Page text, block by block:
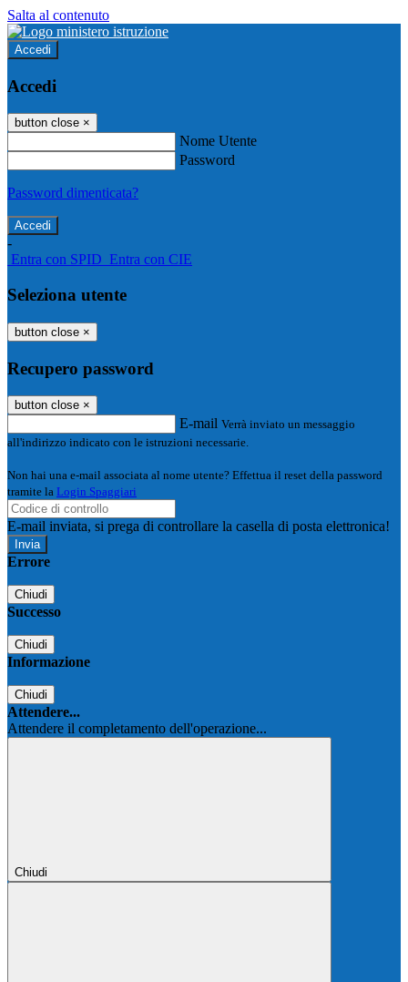
Salta al contenuto
Accedi
Accedi
button close ×
Nome Utente
Password
Password dimenticata?
-
Entra con SPID Entra con CIE
Seleziona utente
button close ×
Recupero password
button close ×
E-mail Verrà inviato un messaggio
all'indirizzo indicato con le istruzioni necessarie.
Non hai una e-mail associata al nome utente? Effettua il reset della password
tramite la Login Spaggiari
E-mail inviata, si prega di controllare la casella di posta elettronica!
Errore
Chiudi
Successo
Chiudi
Informazione
Chiudi
Attendere...
Attendere il completamento dell'operazione...
Chiudi